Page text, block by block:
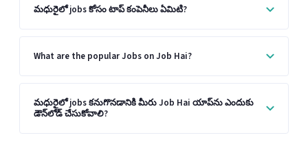
మధురైలో jobs కోసం టాప్ కంపెనీలు ఏమిటి?
What are the popular Jobs on Job Hai?
మధురైలో jobs కనుగొనడానికి మీరు Job Hai యాప్‌ను ఎందుకు
డౌన్‌లోడ్ చేసుకోవాలి?